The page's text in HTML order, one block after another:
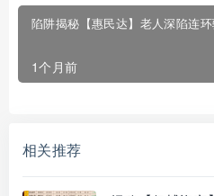
陷阱揭秘【惠民达】老人深陷连环
1个月前
相关推荐